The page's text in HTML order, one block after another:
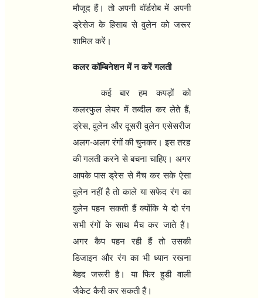
मौजूद हैं। तो अपनी वॉर्डरोब में अपनी
ड्रेसेज के हिसाब से वुलेन को जरूर
शामिल करें।
कलर कॉम्बिनेशन में न करें गलती
कई बार हम कपड़ों को
कलरफुल लेयर में तब्दील कर लेते हैं,
ड्रेस,वुलेन और दूसरी वुलेन एसेसरीज
अलग-अलग रंगों की चुनकर। इस तरह
की गलती करने से बचना चाहिए। अगर
आपके पास ड्रेस से मैच कर सके ऐसा
वुलेन नहीं है तो काले या सफेद रंग का
वुलेन पहन सकती हैं क्योंकि ये दो रंग
सभी रंगों के साथ मैच कर जाते हैं।
अगर कैप पहन रही हैं तो उसकी
डिजाइन और रंग का भी ध्यान रखना
बेहद जरूरी है। या फिर हुडी वाली
जैकेट कैरी कर सकती हैं।